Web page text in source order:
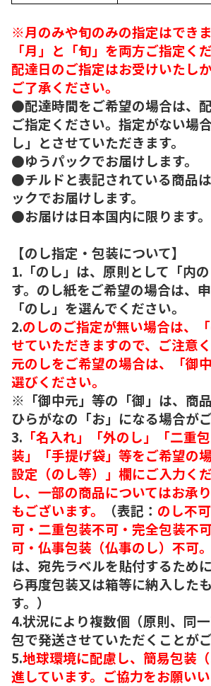
※月のみや旬のみの指定はでき
「月」と「旬」を両方ご指定く
配達日のご指定はお受けいたしか
ご了承ください。
●配達時間をご希望の場合は、
ご指定ください。指定がない場
し」とさせていただきます。
●ゆうパックでお届けします。
●チルドと表記されている商品
ックでお届けします。
●お届けは日本国内に限ります。
【のし指定・包装について】
1.「のし」は、原則として「内
す。のし紙をご希望の場合は、
「のし」を選んでください。
2.のしのご指定が無い場合は、
せていただきますので、ご注意
元のしをご希望の場合は、「御
選びください。
※「御中元」等の「御」は、商
ひらがなの「お」になる場合がご
3. 「名入れ」「外のし」「二重
装」「手提げ袋」等をご希望の
設定（のし等）」欄にご入力く
し、一部の商品についてはお承
もございます。
（表記： のし不
可・二重包装不可・完全包装不
可・仏事包装（仏事のし）不可。
は、宛先ラベルを貼付するため
ら再度包装又は箱等に納入した
す。）
4.状況により複数個（原則、同
包で発送させていただくことがご
5.地球環境に配慮し、簡易包装
進しています。ご協力をお願いい